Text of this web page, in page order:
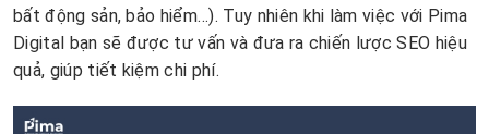
bất động sản, bảo hiểm…). Tuy nhiên khi làm việc với Pima
Digital bạn sẽ được tư vấn và đưa ra chiến lược SEO hiệu
quả, giúp tiết kiệm chi phí.